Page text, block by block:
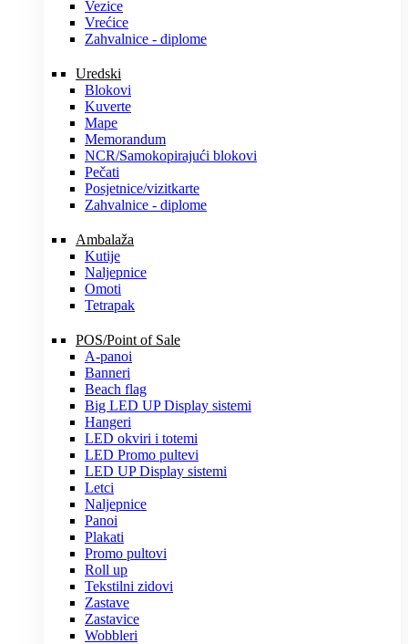
Vezice
Vrećice
Zahvalnice - diplome
Uredski
Blokovi
Kuverte
Mape
Memorandum
NCR/Samokopirajući blokovi
Pečati
Posjetnice/vizitkarte
Zahvalnice - diplome
Ambalaža
Kutije
Naljepnice
Omoti
Tetrapak
POS/Point of Sale
A-panoi
Banneri
Beach flag
Big LED UP Display sistemi
Hangeri
LED okviri i totemi
LED Promo pultevi
LED UP Display sistemi
Letci
Naljepnice
Panoi
Plakati
Promo pultovi
Roll up
Tekstilni zidovi
Zastave
Zastavice
Wobbleri